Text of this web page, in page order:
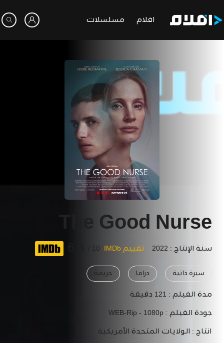
افلام مسلسلات
The Good Nurse
سنة الإنتاج : 2022 تقييم IMDb 10 /
سيرة ذاتية دراما جريمة
مدة الفيلم : 121 دقيقة
جودة الفيلم : WEB-Rip - 1080p
انتاج : الولايات المتحدة الأمريكية